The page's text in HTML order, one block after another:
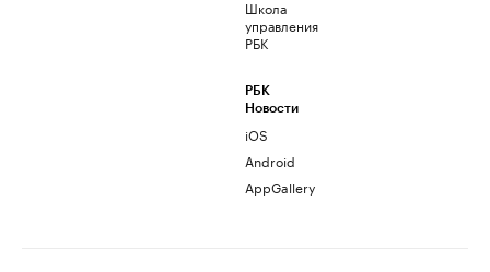
Школа
управления
РБК
РБК
Новости
iOS
Android
AppGallery